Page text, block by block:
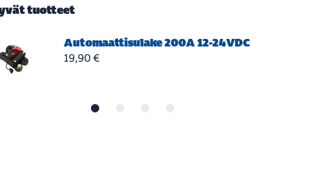
tuotteet
Automaattisulake 200A 12-24VDC
19,90 €